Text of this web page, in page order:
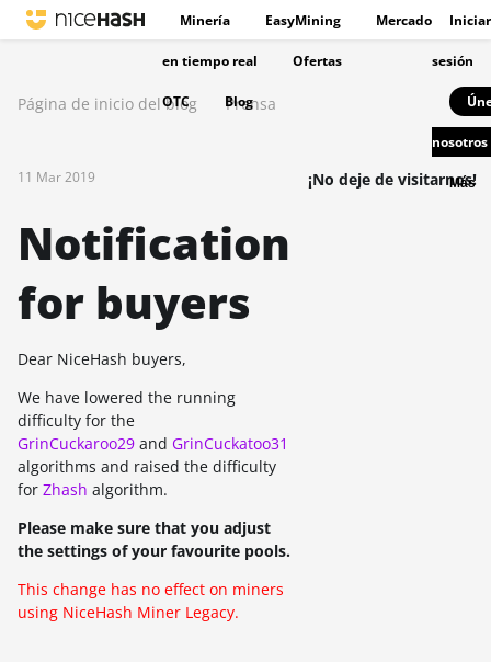
Minería EasyMining Mercado
en tiempo real Ofertas
OTC Blog
Iniciar
sesión
nosotros
Más
Página de inicio del blog Prensa
11 Mar 2019
Notification
for buyers
Dear NiceHash buyers,
We have lowered the running
difficulty for the
GrinCuckaroo29 and GrinCuckatoo31
algorithms and raised the difficulty
for Zhash algorithm.
Please make sure that you adjust
the settings of your favourite pools.
This change has no effect on miners
using NiceHash Miner Legacy.
¡No deje de visitarnos!